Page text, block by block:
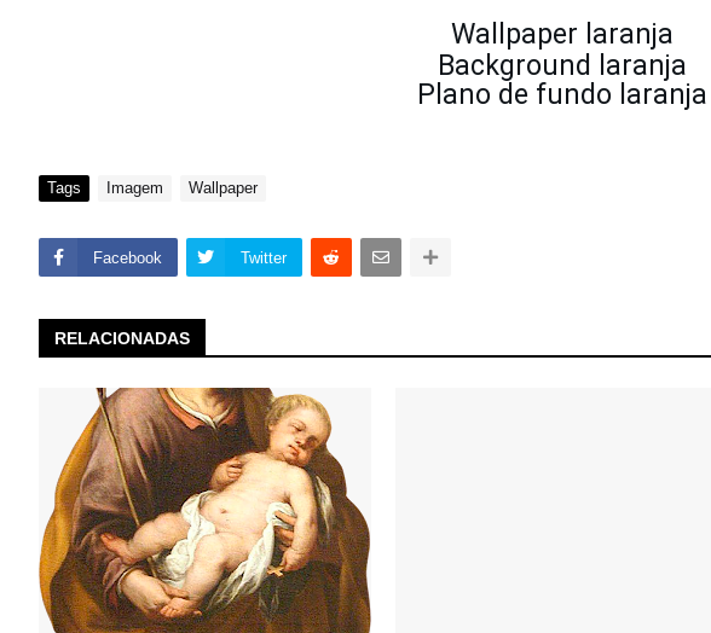
Wallpaper laranja
Background laranja
Plano de fundo laranja
Tags Imagem Wallpaper
Facebook Twitter
RELACIONADAS